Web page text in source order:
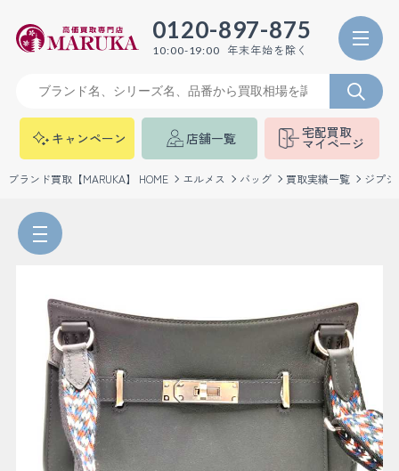
0120-897-875
10:00-19:00 年末年始を除く
キャンペーン 店舗一覧 宅配買取
マイページ
ブランド買取【MARUKA】 HOME エルメス バッグ 買取実績一覧 ジプ